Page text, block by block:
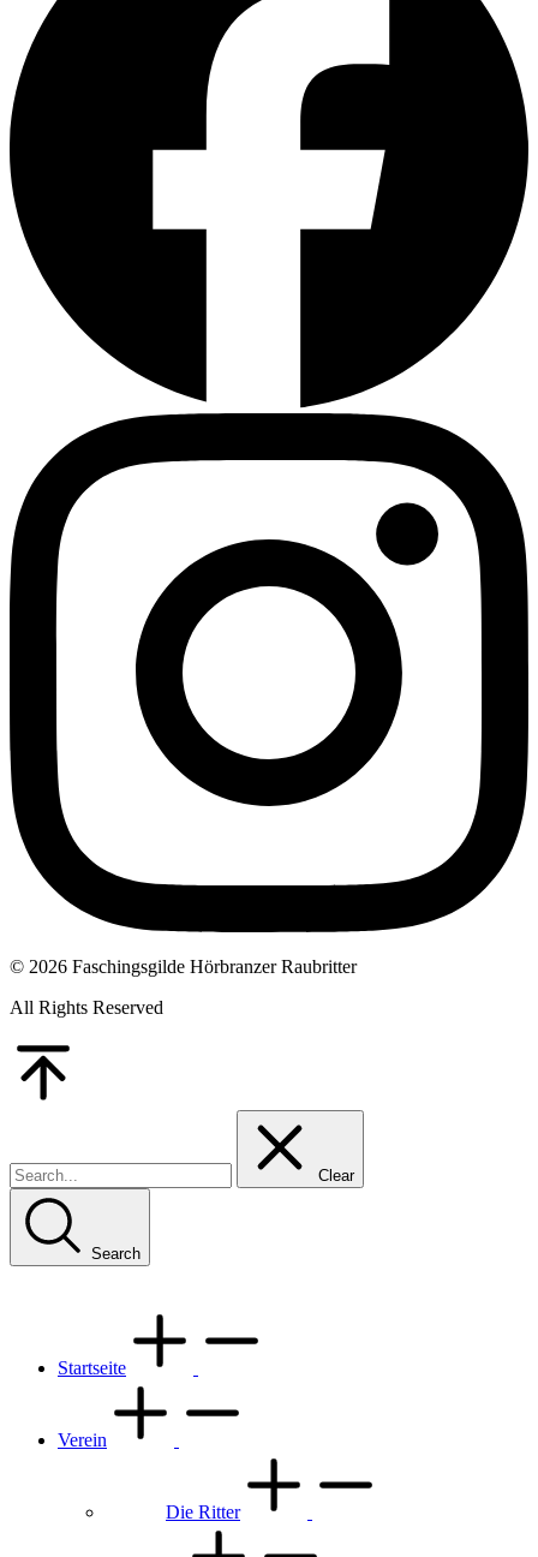
© 2026 Faschingsgilde Hörbranzer Raubritter
All Rights Reserved
Clear
Search
Startseite
Verein
Die Ritter